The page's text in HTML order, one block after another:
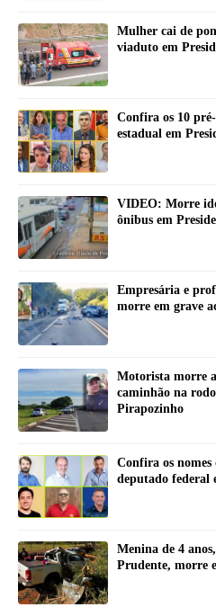
Mulher cai de
viaduto em
Confira os 10
estadual em
VIDEO: Morre
ônibus em
Empresária e
morre em grave
Motorista morre
caminhão na
Pirapozinho
Confira os nomes
deputado federal
Menina de 4
Prudente, morre